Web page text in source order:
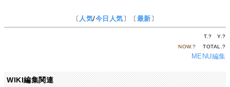
〔 人気/今日人気 〕〔 最新 〕
T.? Y.?
NOW.? TOTAL.?
MENU編集
WIKI編集関連